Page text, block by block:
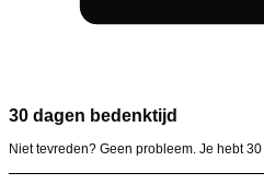
30 dagen bedenktijd
Niet tevreden? Geen probleem. Je hebt